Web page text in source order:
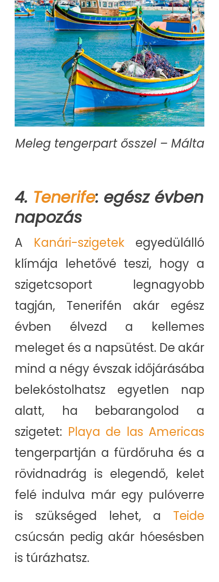
Meleg tengerpart ősszel – Málta
4. Tenerife: egész évben
napozás
A Kanári-szigetek egyedülálló
klímája lehetővé teszi, hogy a
szigetcsoport legnagyobb
tagján, Tenerifén akár egész
évben élvezd a kellemes
meleget és a napsütést. De akár
mind a négy évszak időjárásába
belekóstolhatsz egyetlen nap
alatt, ha bebarangolod a
szigetet: Playa de las Americas
tengerpartján a fürdőruha és a
rövidnadrág is elegendő, kelet
felé indulva már egy pulóverre
is szükséged lehet, a Teide
csúcsán pedig akár hóesésben
is túrázhatsz.